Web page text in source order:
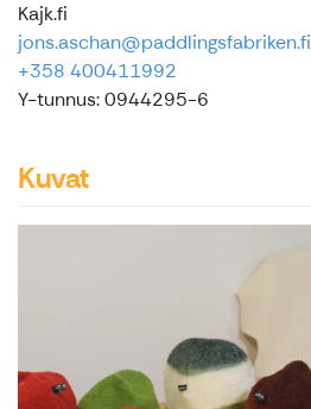
Kajk.fi
jons.aschan@paddlingsfabriken.fi
+358 400411992
Y-tunnus: 0944295-6
Kuvat